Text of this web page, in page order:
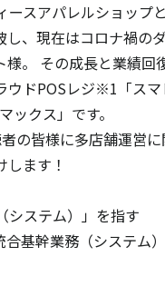
スアパレルショップ
、現在はコロナ禍の
。 その成長と業績回
ドPOSレジ※1「ス
クス」です。
の皆様に多店舗運営
ます！
ステム）」を指す
基幹業務（システム